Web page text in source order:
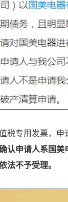
税专用发票，
认申请人系国
法不予受理。